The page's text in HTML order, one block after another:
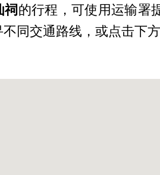
祠 的行程，可使用运输署
同交通路线，或点击下